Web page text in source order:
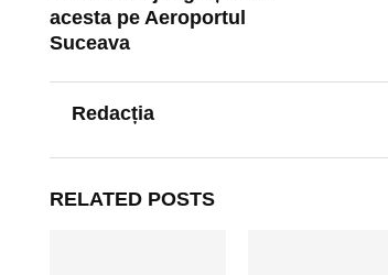
acesta pe Aeroportul
Suceava
Redacția
RELATED POSTS